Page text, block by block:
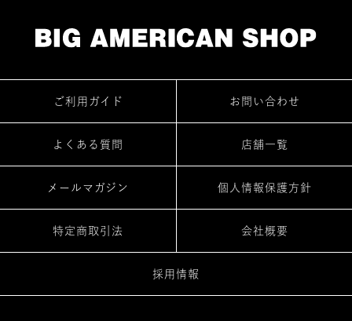
ご利用ガイド お問い合わせ
よくある質問 店舗一覧
メールマガジン 個人情報保護方針
特定商取引法 会社概要
採用情報